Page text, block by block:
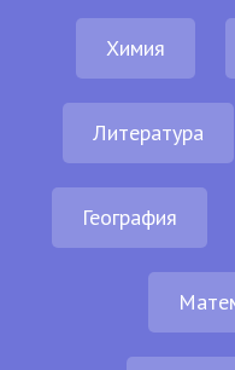
Химия
Литература
География